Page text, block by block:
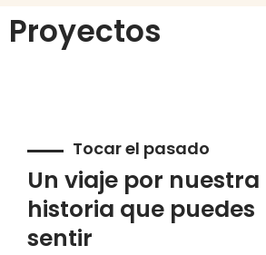
Proyectos
Tocar el pasado
Un viaje por nuestra
historia que puedes
sentir